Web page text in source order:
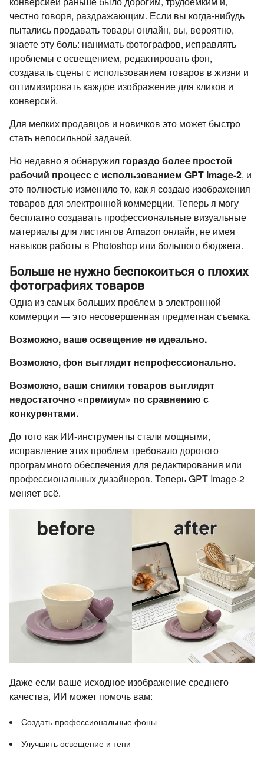
честно говоря, раздражающим. Если вы когда-нибудь
пытались продавать товары онлайн, вы, вероятно,
знаете эту боль: нанимать фотографов, исправлять
проблемы с освещением, редактировать фон,
создавать сцены с использованием товаров в жизни и
оптимизировать каждое изображение для кликов и
конверсий.
Для мелких продавцов и новичков это может быстро
стать непосильной задачей.
Но недавно я обнаружил гораздо более простой
рабочий процесс с использованием GPT Image-2, и
это полностью изменило то, как я создаю изображения
товаров для электронной коммерции. Теперь я могу
бесплатно создавать профессиональные визуальные
материалы для листингов Amazon онлайн, не имея
навыков работы в Photoshop или большого бюджета.
Больше не нужно беспокоиться о плохих
фотографиях товаров
Одна из самых больших проблем в электронной
коммерции — это несовершенная предметная съемка.
Возможно, ваше освещение не идеально.
Возможно, фон выглядит непрофессионально.
Возможно, ваши снимки товаров выглядят
недостаточно «премиум» по сравнению с
конкурентами.
До того как ИИ-инструменты стали мощными,
исправление этих проблем требовало дорогого
программного обеспечения для редактирования или
профессиональных дизайнеров. Теперь GPT Image-2
меняет всё.
Даже если ваше исходное изображение среднего
качества, ИИ может помочь вам:
Создать профессиональные фоны
Улучшить освещение и тени